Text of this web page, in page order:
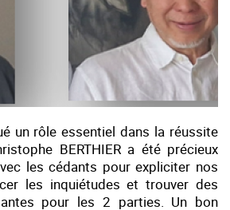
un rôle essentiel dans la réussite
BERTHIER a été précieux
les cédants pour expliciter nos
les inquiétudes et trouver des
pour les 2 parties. Un bon